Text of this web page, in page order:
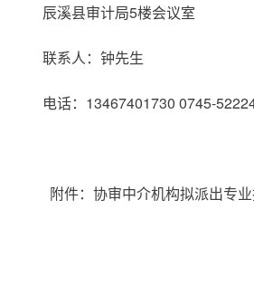
辰溪县审计局5楼会议室
联系人：钟先生
电话：13467401730 0745-
附件：协审中介机构拟派出专